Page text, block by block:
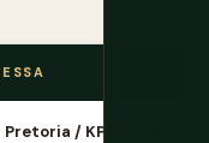
Pretoria / KPT / BFN